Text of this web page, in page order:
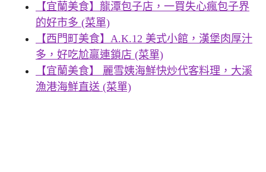
【宜蘭美食】龍潭包子店，一買失心瘋包子界
的好市多 (菜單)
【西門町美食】A.K.12 美式小館，漢堡肉厚汁
多，好吃尬贏連鎖店 (菜單)
【宜蘭美食】 麗雪姨海鮮快炒代客料理，大溪
漁港海鮮直送 (菜單)